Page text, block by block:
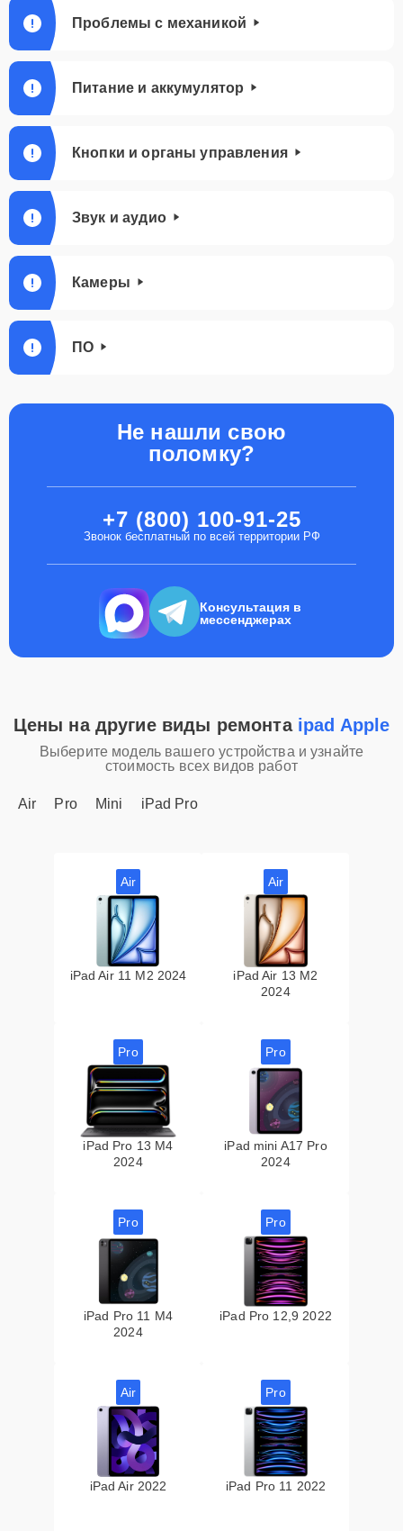
Проблемы с механикой
Питание и аккумулятор
Кнопки и органы управления
Звук и аудио
Камеры
ПО
Не нашли свою
поломку?
+7 (800) 100-91-25
Звонок бесплатный по всей территории РФ
Консультация в
мессенджерах
Цены на другие виды ремонта ipad Apple
Выберите модель вашего устройства и узнайте
стоимость всех видов работ
Air Pro Mini iPad Pro
Air
iPad Air 11 M2 2024
Air
iPad Air 13 M2
2024
Pro
iPad Pro 13 M4
2024
Pro
iPad mini A17 Pro
2024
Pro
iPad Pro 11 M4
2024
Pro
iPad Pro 12,9 2022
Air
iPad Air 2022
Pro
iPad Pro 11 2022